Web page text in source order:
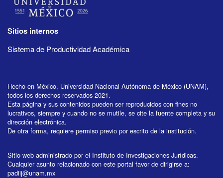
Sitios internos
Sistema de Productividad Académica
Hecho en México, Universidad Nacional Autónoma de México (UNAM),
todos los derechos reservados 2021.
Esta página y sus contenidos pueden ser reproducidos con fines no
lucrativos, siempre y cuando no se mutile, se cite la fuente completa y su
dirección electrónica.
De otra forma, requiere permiso previo por escrito de la institución.
Sitio web administrado por el Instituto de Investigaciones Jurídicas.
Cualquier asunto relacionado con este portal favor de dirigirse a:
padiij@unam.mx